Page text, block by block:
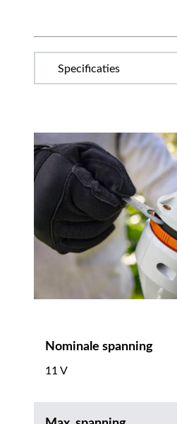
Nominale spanning
11 V